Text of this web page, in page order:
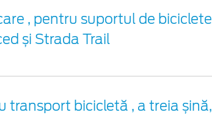
, pentru suportul de biciclete
și Strada Trail
transport bicicletă , a treia șină,